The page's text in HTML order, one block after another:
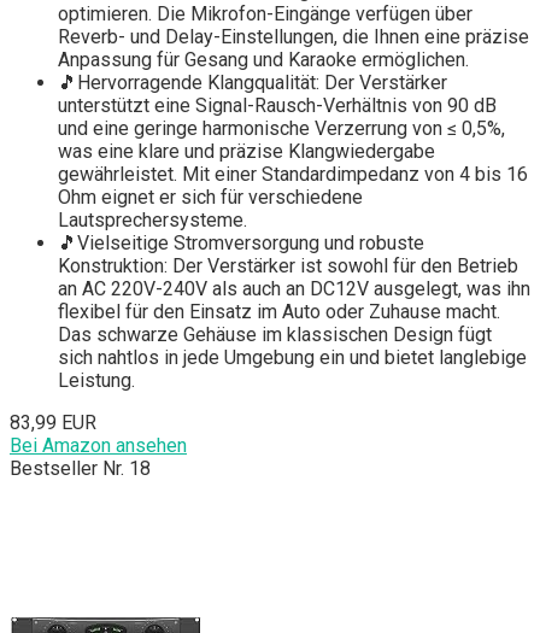
optimieren. Die Mikrofon-Eingänge verfügen über
Reverb- und Delay-Einstellungen, die Ihnen eine präzise
Anpassung für Gesang und Karaoke ermöglichen.
🎵Hervorragende Klangqualität: Der Verstärker
unterstützt eine Signal-Rausch-Verhältnis von 90 dB
und eine geringe harmonische Verzerrung von ≤ 0,5%,
was eine klare und präzise Klangwiedergabe
gewährleistet. Mit einer Standardimpedanz von 4 bis 16
Ohm eignet er sich für verschiedene
Lautsprechersysteme.
🎵Vielseitige Stromversorgung und robuste
Konstruktion: Der Verstärker ist sowohl für den Betrieb
an AC 220V-240V als auch an DC12V ausgelegt, was ihn
flexibel für den Einsatz im Auto oder Zuhause macht.
Das schwarze Gehäuse im klassischen Design fügt
sich nahtlos in jede Umgebung ein und bietet langlebige
Leistung.
83,99 EUR
Bei Amazon ansehen
Bestseller Nr. 18